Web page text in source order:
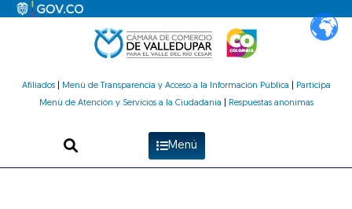
Afiliados| Menú de Transparencia y Acceso a la Información Pública
Participa
Menú de Atención y Servicios a la Ciudadanía
Respuestas anónimas
Menú